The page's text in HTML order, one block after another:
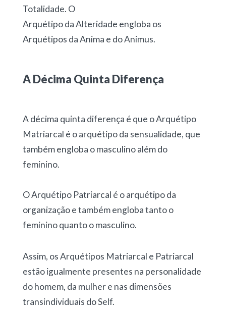
Totalidade. O
Arquétipo da Alteridade engloba os
Arquétipos da Anima e do Animus.
A Décima Quinta Diferença
A décima quinta diferença é que o Arquétipo
Matriarcal é o arquétipo da sensualidade, que
também engloba o masculino além do
feminino.
O Arquétipo Patriarcal é o arquétipo da
organização e também engloba tanto o
feminino quanto o masculino.
Assim, os Arquétipos Matriarcal e Patriarcal
estão igualmente presentes na personalidade
do homem, da mulher e nas dimensões
transindividuais do Self.